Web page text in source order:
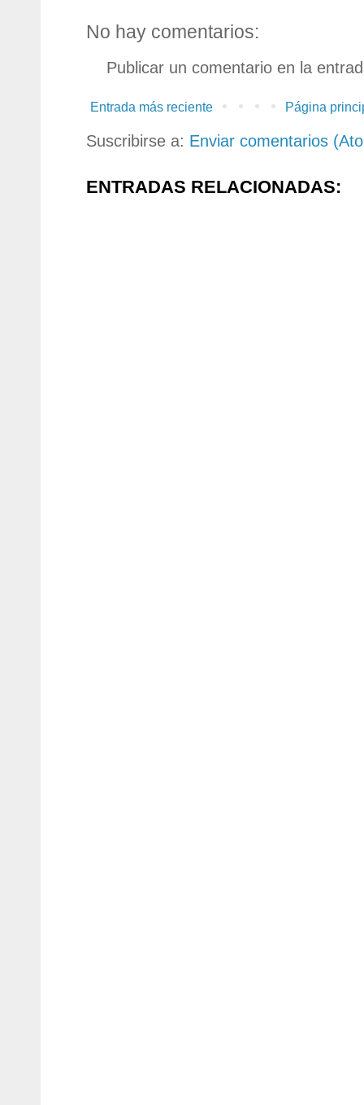
No hay comentarios:
Publicar un comentario en la
Entrada más reciente Página
Suscribirse a: Enviar comentarios
ENTRADAS RELACIONADAS: